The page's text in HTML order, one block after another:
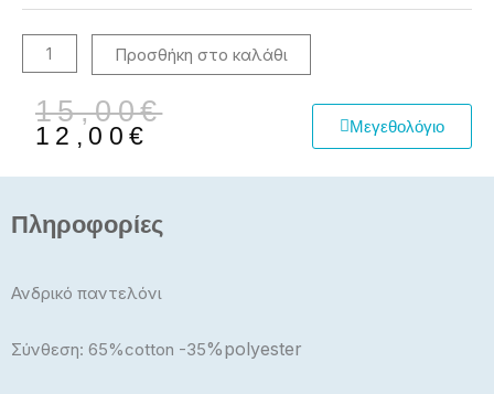
Προσθήκη στο καλάθι
15,00€
Original
price
was:
15,00€.
12,00 €
Η
τρέχουσα
τιμή
είναι:
12,00€.
Μεγεθολόγιο
Πληροφορίες
Ανδρικό παντελόνι
Σύνθεση: 65%cotton -35%polyester